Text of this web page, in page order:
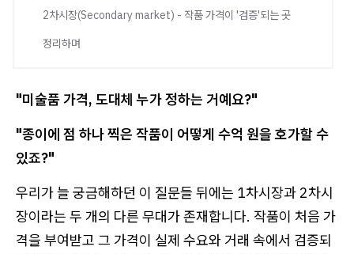
2차시장(Secondary market) - 작품 가격이 '검증'되는 곳
정리하며
"미술품 가격, 도대체 누가 정하는 거예요?"
"종이에 점 하나 찍은 작품이 어떻게 수억 원을 호가할 수
있죠?"
우리가 늘 궁금해하던 이 질문들 뒤에는 1차시장과 2차시
장이라는 두 개의 다른 무대가 존재합니다. 작품이 처음 가
격을 부여받고 그 가격이 실제 수요와 거래 속에서 검증되